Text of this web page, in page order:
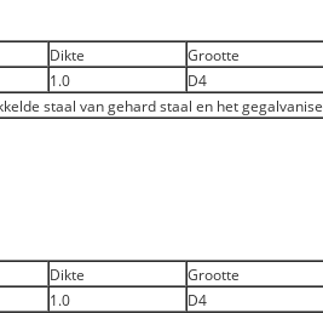
Dikte
Grootte
1.0
D4
staal van gehard staal en het
Dikte
Grootte
1.0
D4